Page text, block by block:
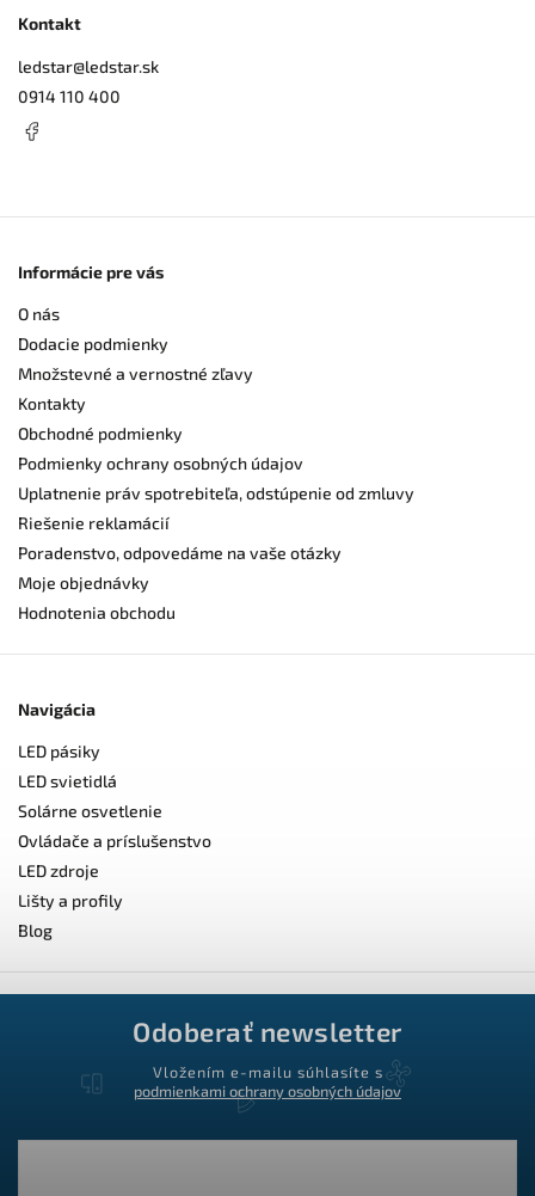
Kontakt
ledstar@ledstar.sk
0914 110 400
Informácie pre vás
O nás
Dodacie podmienky
Množstevné a vernostné zľavy
Kontakty
Obchodné podmienky
Podmienky ochrany osobných údajov
Uplatnenie práv spotrebiteľa, odstúpenie od zmluvy
Riešenie reklamácií
Poradenstvo, odpovedáme na vaše otázky
Moje objednávky
Hodnotenia obchodu
Navigácia
LED pásiky
LED svietidlá
Solárne osvetlenie
Ovládače a príslušenstvo
LED zdroje
Lišty a profily
Blog
Odoberať newsletter
Vložením e-mailu súhlasíte s
podmienkami ochrany osobných údajov